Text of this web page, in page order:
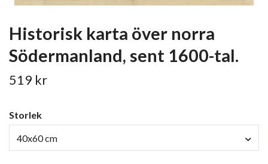
Historisk karta över norra
Södermanland, sent 1600-tal.
519 kr
Storlek
40x60 cm